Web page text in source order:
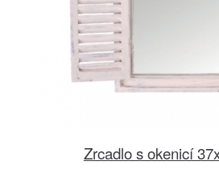
Zrcadlo s okenicí